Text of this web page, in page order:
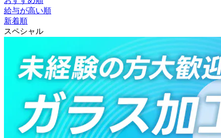
給与が高い順
新着順
スペシャル